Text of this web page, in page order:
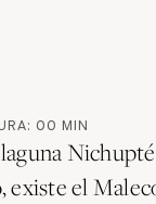
00 MIN
existe el